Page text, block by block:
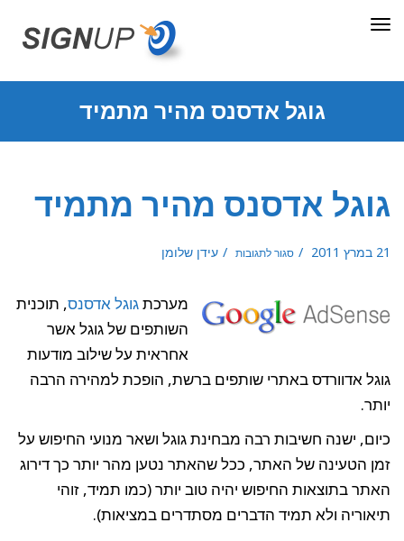
תפריט
גוגל אדסנס מהיר מתמיד
גוגל אדסנס מהיר מתמיד
21 במרץ 2011 סגור לתגובות גוגל
אדסנסעידן שלומן
מערכתגוגל אדסנס, תוכנית
השותפים של גוגל אשר
אחראית על שילוב מודעות
גוגל אדוורדס באתרי שותפים ברשת, הופכת למהירה הרבה
יותר.
כיום, ישנה חשיבות רבה מבחינת גוגל ושאר מנועי החיפוש על
זמן הטעינה של האתר, ככל שהאתר נטען מהר יותר כך דירוג
האתר בתוצאות החיפוש יהיה טוב יותר (כמו תמיד, זוהי
תיאוריה ולא תמיד הדברים מסתדרים במציאות).